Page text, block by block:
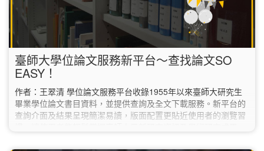
臺師大學位論文服務新平台～查找論文SO
EASY！
作者：王翠清 學位論文服務平台收錄1955年以來臺師大研究生
畢業學位論文書目資料，並提供查詢及全文下載服務。新平台的
查詢介面及結果呈現簡潔易讀，版面配置更貼近使用者的瀏覽習